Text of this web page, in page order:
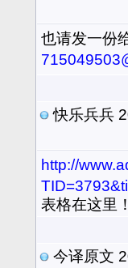
也请发一份
快乐兵兵
http://
表格在这里！
今译原文